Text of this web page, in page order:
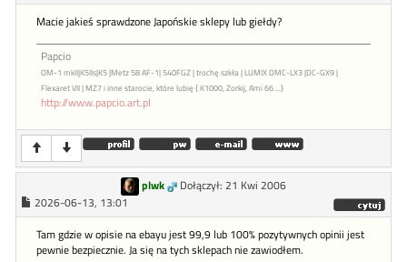
Macie jakieś sprawdzone Japońskie sklepy lub giełdy?
Papcio
OM-1 mkII|K5IIs|K5|Metz 58 AF-1| 540FGZ | trochę szkła |LUMIX DMC-LX3 |DC-GX9 |
Flexaret VII| MZ7 i inne starocie, które lubię { K1000, Zorkij, Ami 66 ...}
http://www.papcio.art.pl
plwk
Dołączył: 21 Kwi 2006
2026-06-13, 13:01
Tam gdzie w opisie na ebayu jest 99,9 lub 100% pozytywnych opinii jest
pewnie bezpiecznie. Ja się na tych sklepach nie zawiodłem.